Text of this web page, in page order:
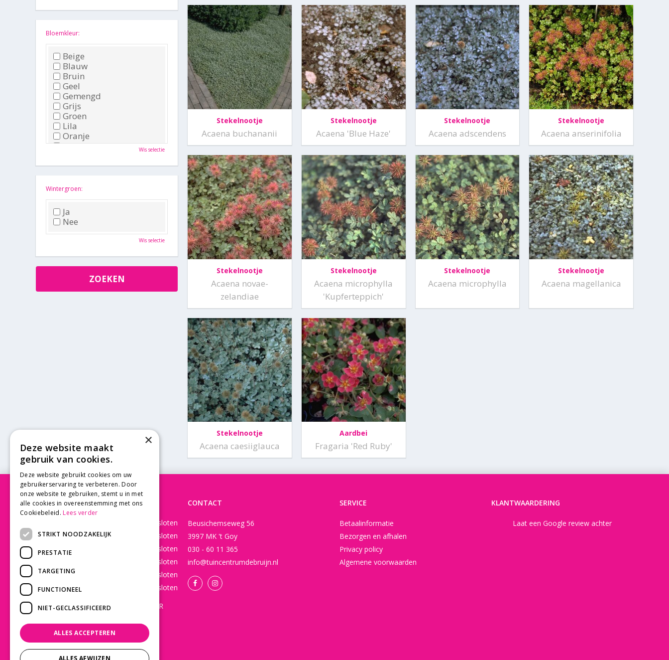
Stekelnootje
Acaena buchananii
Stekelnootje
Acaena 'Blue Haze'
Stekelnootje
Acaena adscendens
Stekelnootje
Acaena anserinifolia
Stekelnootje
Acaena novae-
zelandiae
Stekelnootje
Acaena microphylla
'Kupferteppich'
Stekelnootje
Acaena microphylla
Stekelnootje
Acaena magellanica
Stekelnootje
Acaena caesiiglauca
Aardbei
Fragaria 'Red Ruby'
December
Bloemkleur:
Beige
Blauw
Bruin
Geel
Gemengd
Grijs
Groen
Lila
Oranje
Paars
Roze
Zwart
Wis selectie
Wintergroen:
Ja
Nee
Wis selectie
OPENINGSTIJDEN
Gesloten
Dinsdag
Gesloten
Woensdag
Gesloten
Gesloten
Vrijdag
Gesloten
Zaterdag
Gesloten
WEBSHOP OPEN 24/7 365 DAGEN PER
DAGELIJKS VERZONDEN!
CONTACT
Beusichemseweg 56
3997 MK 't Goy
030 - 60 11 365
info@tuincentrumdebruijn.nl
SERVICE
Betaalinformatie
Bezorgen en afhalen
Privacy policy
Algemene voorwaarden
KLANTWAARDERING
Laat een Google review achter
×
Deze website maakt
gebruik van cookies.
Deze website gebruikt cookies om uw
gebruikerservaring te verbeteren. Door
onze website te gebruiken, stemt u in met
alle cookies in overeenstemming met ons
Cookiebeleid. Lees verder
STRIKT NOODZAKELIJK
PRESTATIE
TARGETING
FUNCTIONEEL
NIET-GECLASSIFICEERD
ALLES ACCEPTEREN
ALLES AFWIJZEN